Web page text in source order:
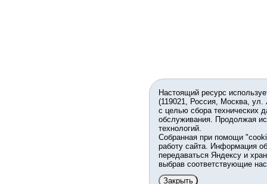
Настоящий ресурс
(119021, Россия, Москва,
с целью сбора технических
обслуживания. Продолжая
технологий.
Собранная при помощи
работу сайта. Информация
передаваться Яндексу и
выбрав соответствующие
Закрыть